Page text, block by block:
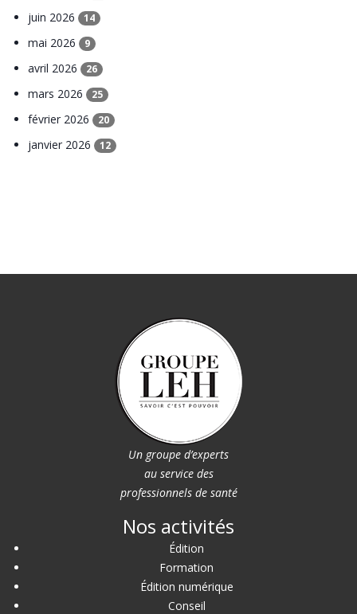
juin 2026 14
mai 2026 9
avril 2026 26
mars 2026 25
février 2026 20
janvier 2026 12
Un groupe d’experts
au service des
professionnels de santé
Nos activités
Édition
Formation
Édition numérique
Conseil